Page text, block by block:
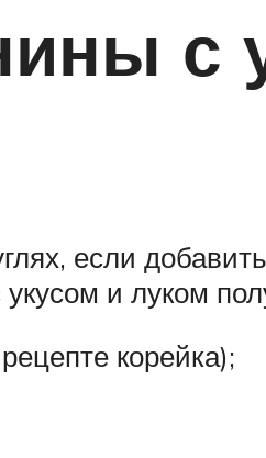
с
если
и луком
корейка);